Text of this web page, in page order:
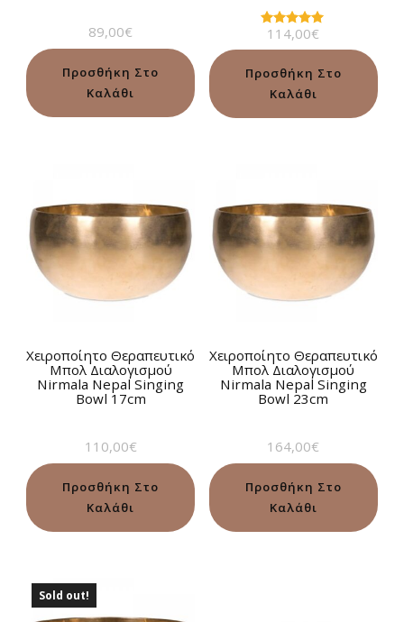
89,00€
Προσθήκη Στο
Καλάθι
Βαθμολογήθηκε
από 5
114,00€
Προσθήκη Στο
Καλάθι
Χειροποίητο Θεραπευτικό
Μπολ Διαλογισμού
Nirmala Nepal Singing
Bowl 17cm
110,00€
Προσθήκη Στο
Καλάθι
Χειροποίητο Θεραπευτικό
Μπολ Διαλογισμού
Nirmala Nepal Singing
Bowl 23cm
164,00€
Προσθήκη Στο
Καλάθι
Sold out!